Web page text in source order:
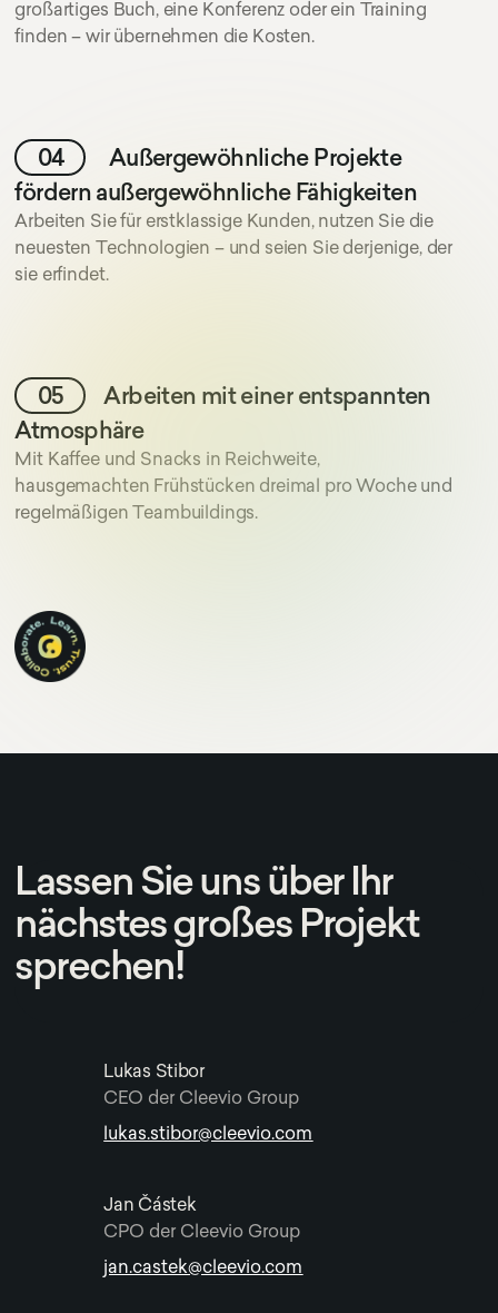
cursor circle
texty text
großartiges Buch, eine Konferenz oder ein Training
finden – wir übernehmen die Kosten.
04
Außergewöhnliche Projekte
fördern außergewöhnliche Fähigkeiten
Arbeiten Sie für erstklassige Kunden, nutzen Sie die
neuesten Technologien – und seien Sie derjenige, der
sie erfindet.
05
Arbeiten mit einer entspannten
Atmosphäre
Mit Kaffee und Snacks in Reichweite,
hausgemachten Frühstücken dreimal pro Woche und
regelmäßigen Teambuildings.
Lassen Sie uns über Ihr
nächstes großes Projekt
sprechen!
Lukas Stibor
CEO der Cleevio Group
lukas.stibor@cleevio.com
Jan Částek
CPO der Cleevio Group
jan.castek@cleevio.com